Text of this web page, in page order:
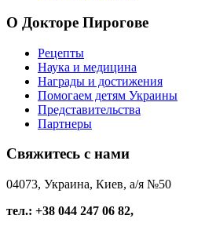
О Докторе Пирогове
Рецепты
Наука и медицина
Награды и достижения
Помогаем детям Украины
Представительства
Партнеры
Свяжитесь с нами
04073, Украина, Киев, а/я №50
тел.: +38 044 247 06 82,